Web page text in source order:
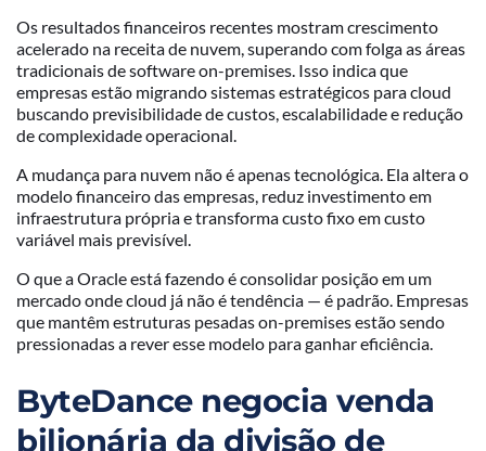
Os resultados financeiros recentes mostram crescimento
acelerado na receita de nuvem, superando com folga as áreas
tradicionais de software on-premises. Isso indica que
empresas estão migrando sistemas estratégicos para cloud
buscando previsibilidade de custos, escalabilidade e redução
de complexidade operacional.
A mudança para nuvem não é apenas tecnológica. Ela altera o
modelo financeiro das empresas, reduz investimento em
infraestrutura própria e transforma custo fixo em custo
variável mais previsível.
O que a Oracle está fazendo é consolidar posição em um
mercado onde cloud já não é tendência — é padrão. Empresas
que mantêm estruturas pesadas on-premises estão sendo
pressionadas a rever esse modelo para ganhar eficiência.
ByteDance negocia venda
bilionária da divisão de